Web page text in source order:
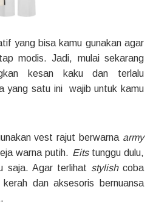
yang bisa kamu gunakan agar
modis. Jadi, mulai sekarang
kesan kaku dan terlalu
yang satu ini wajib untuk kamu
vest rajut berwarna army
warna putih. Eits tunggu dulu,
saja. Agar terlihat stylishcoba
dan aksesoris bernuansa